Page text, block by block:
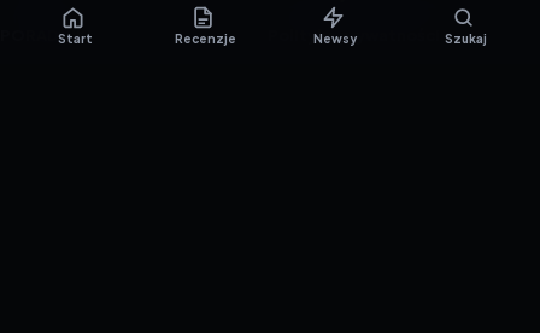
PORADNIKI Polityka prywatności
Start Recenzje Newsy Szukaj